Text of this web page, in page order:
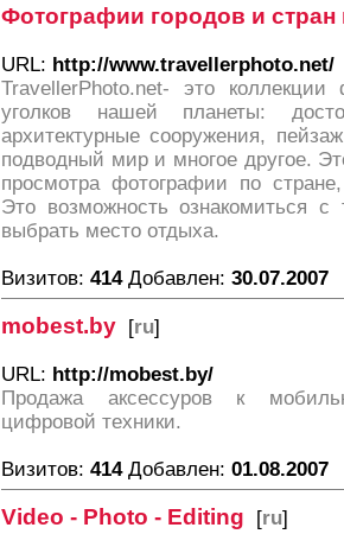
Фотографии городов и стран
URL: http://www.travellerphoto.net/
TravellerPhoto.net- это
уголков нашей планеты:
архитектурные сооружения,
подводный мир и многое другое.
просмотра фотографии по стране,
Это возможность ознакомиться
выбрать место отдыха.
Визитов: 414Добавлен: 30.07.2007
mobest.by [ru]
URL: http://mobest.by/
Продажа аксессуров к
цифровой техники.
Визитов: 414Добавлен: 01.08.2007
Video - Photo - Editing [ru]